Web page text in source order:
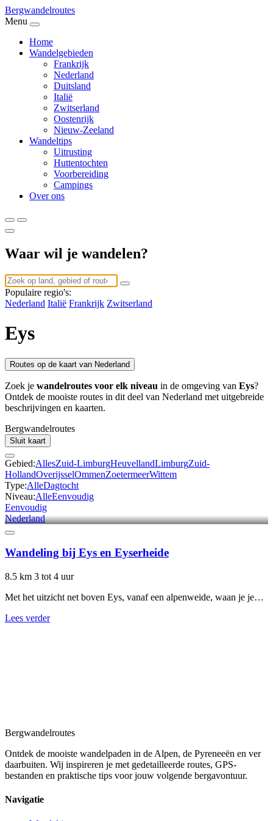
Bergwandelroutes
Menu
Home
Wandelgebieden
Frankrijk
Nederland
Duitsland
Italië
Zwitserland
Oostenrijk
Nieuw-Zeeland
Wandeltips
Uitrusting
Huttentochten
Voorbereiding
Campings
Over ons
Waar wil je wandelen?
Populaire regio's:
Nederland Italië Frankrijk Zwitserland
Eys
Routes op de kaart van Nederland
Zoek je wandelroutes voor elk niveau in de omgeving van Eys?
Ontdek de mooiste routes in dit deel van Nederland met uitgebreide
beschrijvingen en kaarten.
Bergwandelroutes
Sluit kaart
Gebied:AllesZuid-LimburgHeuvellandLimburgZuid-
HollandOverijsselOmmenZoetermeerWittem
Type:AlleDagtocht
Niveau:AlleEenvoudig
Eenvoudig
Nederland
Wandeling bij Eys en Eyserheide
8.5 km 3 tot 4 uur
Met het uitzicht net boven Eys, vanaf een alpenweide, waan je je…
Lees verder
Bergwandelroutes
Ontdek de mooiste wandelpaden in de Alpen, de Pyreneeën en ver
daarbuiten. Wij inspireren je met gedetailleerde routes, GPS-
bestanden en praktische tips voor jouw volgende bergavontuur.
Navigatie